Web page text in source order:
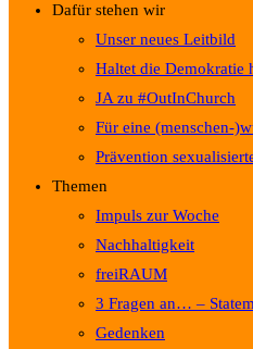
Dafür stehen wir
Unser neues Leitbild
Haltet die Demokratie
JA zu #OutInChurch
Für eine (menschen-
Prävention
Themen
Impuls zur Woche
Nachhaltigkeit
freiRAUM
3 Fragen an… –
Gedenken